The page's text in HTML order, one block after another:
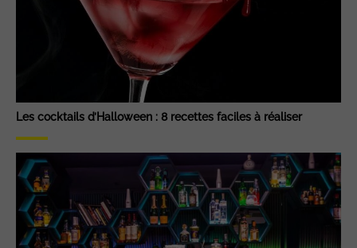
Les cocktails d’Halloween : 8 recettes faciles à réaliser